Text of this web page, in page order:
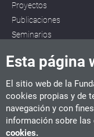
Esta página
El sitio web de la
cookies propias y de
navegación y con
información sobre
cookies.
Proyectos
Publicaciones
Seminarios
CITM
C/ de la